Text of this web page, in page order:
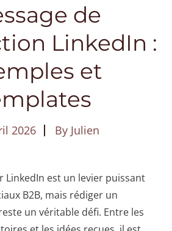
de
LinkedIn :
et
2026 By Julien
LinkedIn est un levier puissant
B2B, mais rédiger un
un véritable défi. Entre les